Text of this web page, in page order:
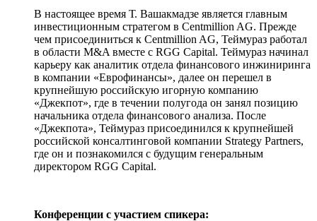
В настоящее время Т. Вашакмадзе является главным
инвестиционным стратегом в Centmillion AG. Прежде
чем присоединиться к Centmillion AG, Теймураз работал
в области M&A вместе с RGG Capital. Теймураз начинал
карьеру как аналитик отдела финансового инжиниринга
в компании «Еврофинансы», далее он перешел в
крупнейшую российскую игорную компанию
«Джекпот», где в течении полугода он занял позицию
начальника отдела финансового анализа. После
«Джекпота», Теймураз присоединился к крупнейшей
российской консалтинговой компании Strategy Partners,
где он и познакомился с будущим генеральным
директором RGG Capital.
Конференции с участием спикера: